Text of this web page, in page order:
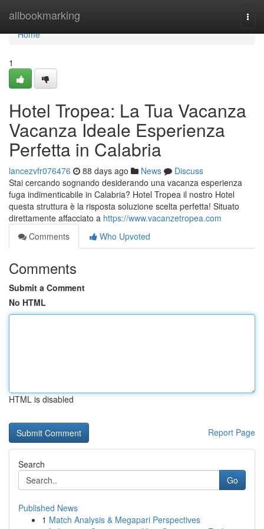
allbookmarking
Home
Home
1
Hotel Tropea: La Tua Vacanza
Vacanza Ideale Esperienza
Perfetta in Calabria
lancezvfr076476 88 days ago News
Discuss
Stai cercando sognando desiderando una vacanza esperienza
fuga indimenticabile in Calabria? Hotel Tropea il nostro Hotel
questa struttura è la risposta soluzione scelta perfetta! Situato
direttamente affacciato a https://www.vacanzetropea.com
Comments
Who Upvoted
Comments
Submit a Comment
No HTML
HTML is disabled
Report Page
Search
Go
Published News
1 Match Analysis & Megapari Perspectives